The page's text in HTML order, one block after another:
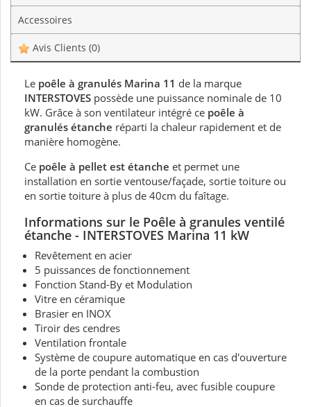
Accessoires
Avis Clients (0)
Le poêle à granulés Marina 11 de la marque
INTERSTOVES possède une puissance nominale de 10
kW. Grâce à son ventilateur intégré ce poêle à
granulés étanche réparti la chaleur rapidement et de
manière homogène.
Ce poêle à pellet est étanche et permet une
installation en sortie ventouse/façade, sortie toiture ou
en sortie toiture à plus de 40cm du faîtage.
Informations sur le Poêle à granules ventilé
étanche - INTERSTOVES Marina 11 kW
Revêtement en acier
5 puissances de fonctionnement
Fonction Stand-By et Modulation
Vitre en céramique
Brasier en INOX
Tiroir des cendres
Ventilation frontale
Système de coupure automatique en cas d'ouverture
de la porte pendant la combustion
Sonde de protection anti-feu, avec fusible coupure
en cas de surchauffe